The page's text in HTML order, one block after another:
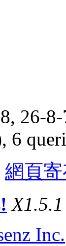
26-
6
網頁
X1.5.1
Inc.